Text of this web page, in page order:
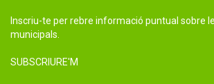
Inscriu-te per rebre informació puntual sobre
municipals.
SUBSCRIURE'M